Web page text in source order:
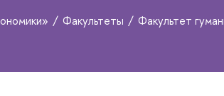
Факультеты Факультет